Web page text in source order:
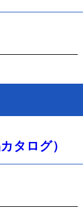
タログ）